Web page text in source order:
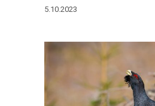
5.10.2023